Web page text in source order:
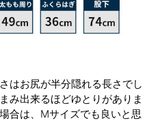
はお尻が半分隠れる長さでし
み出来るほどゆとりがありま
合は、Mサイズでも良いと思